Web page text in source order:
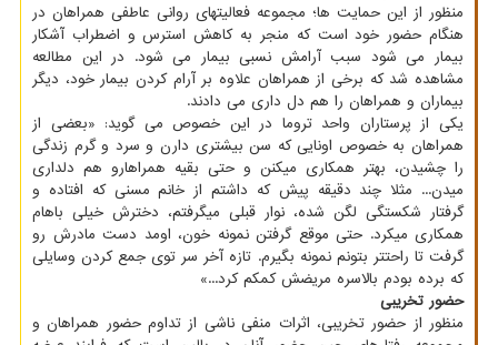
منظور از این حمایت ها؛ مجموعه فعالیتهای روانی عاطفی همراهان در
هنگام حضور خود است که منجر به کاهش استرس و اضطراب آشکار
بیمار می شود سبب آرامش نسبی بیمار می شود. در این مطالعه
مشاهده شد که برخی از همراهان علاوه بر آرام کردن بیمار خود، دیگر
بیماران و همراهان را هم دل داری می دادند.
یکی از پرستاران واحد تروما در این خصوص می گوید: «بعضی از
همراهان به خصوص اونایی که سن بیشتری دارن و سرد و گرم زندگی
را چشیدن، بهتر همکاری میکنن و حتی بقیه همراهارو هم دلداری
میدن... مثلا چند دقیقه پیش که داشتم از خانم مسنی که افتاده و
گرفتار شکستگی لگن شده، نوار قبلی میگرفتم، دخترش خیلی باهام
همکاری میکرد. حتی موقع گرفتن نمونه خون، اومد دست مادرش رو
گرفت تا راحتتر بتونم نمونه بگیرم. تازه آخر سر توی جمع کردن وسایلی
که برده بودم بالاسره مریضش کمکم کرد...»
حضور تخریبی
منظور از حضور تخریبی، اثرات منفی ناشی از تداوم حضور همراهان و